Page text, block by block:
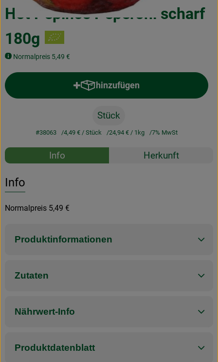
Lieferservice
Über uns
Geschäftskunden
Hot Pepinos Peperoni scharf
180g
Normalpreis 5,49 €
hinzufügen
Produkt zum Warenkorb
Stück
#38063 4,49 € / Stück 24,94 € / 1kg 7% MwSt
Rezepte
Info Herkunft
Info
Normalpreis 5,49 €
Produktinformationen
Zutaten
Nährwert-Info
Produktdatenblatt